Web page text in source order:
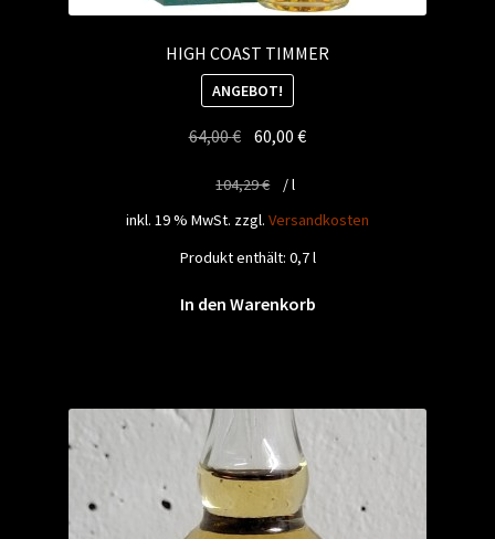
HIGH COAST TIMMER
ANGEBOT!
64,00€ Ursprünglicher
war:
64,00 €
60,00€Aktueller
60,00 €.
104,29€ /l
inkl. 19 % MwSt. zzgl. Versandkosten
Produkt enthält: 0,7l
In den Warenkorb